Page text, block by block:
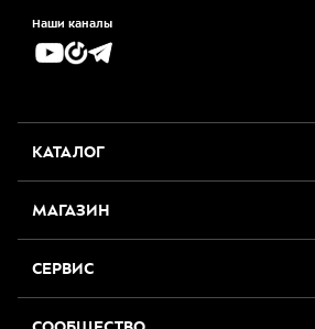
Наши каналы
КАТАЛОГ
МАГАЗИН
СЕРВИС